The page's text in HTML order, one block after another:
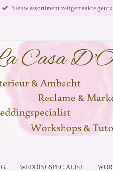
Nieuw assortiment zelfgemaakte
WEDDINGSPECIALIST